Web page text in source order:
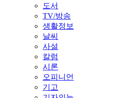
도서
TV/방송
생활정보
날씨
사설
칼럼
시론
오피니언
기고